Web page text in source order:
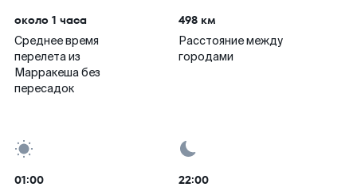
около 1 часа
Среднее время
перелета из
Марракеша без
пересадок
498 км
Расстояние между
городами
01:00 22:00